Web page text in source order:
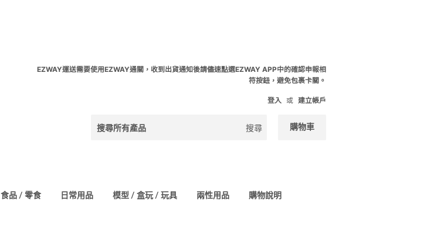
EZWAY運送需要使用EZWAY通關，收到出貨通知後請儘速點選EZWAY APP中的確認申報相
符按鈕，避免包裹卡關。
登入 或 建立帳戶
搜尋 購物車
食品 / 零食 日常用品 模型 / 盒玩 / 玩具 兩性用品 購物說明